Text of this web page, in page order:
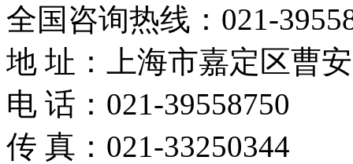
全国咨询热线： 021-
地 址：上海市嘉定区曹
电 话：021-39558750
传 真：021-33250344